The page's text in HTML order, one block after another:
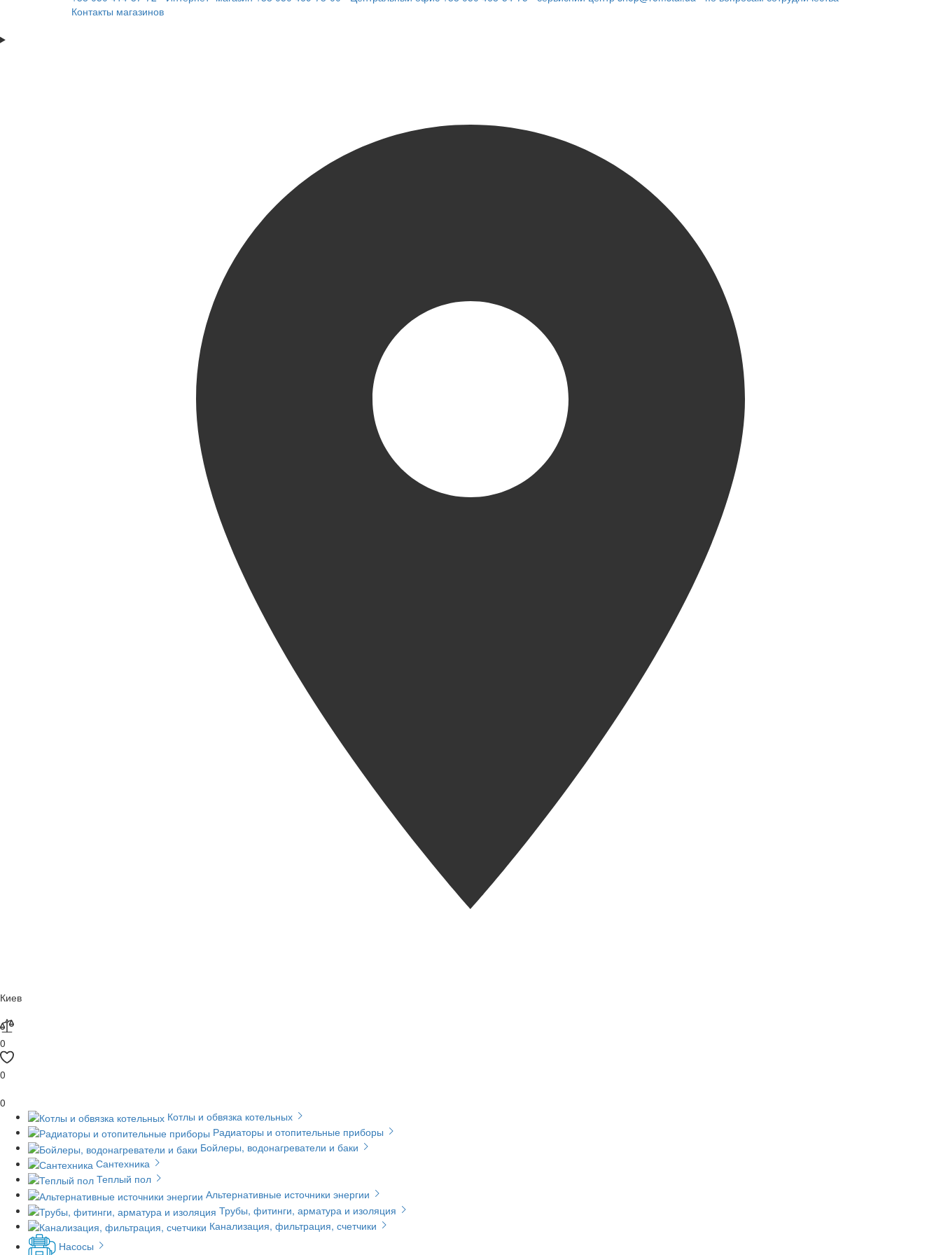
Контакты магазинов
Киев
0
0
0
Котлы и обвязка котельных
Радиаторы и отопительные приборы
Бойлеры, водонагреватели и баки
Сантехника
Теплый пол
Альтернативные источники энергии
Трубы, фитинги, арматура и изоляция
Канализация, фильтрация, счетчики
Насосы